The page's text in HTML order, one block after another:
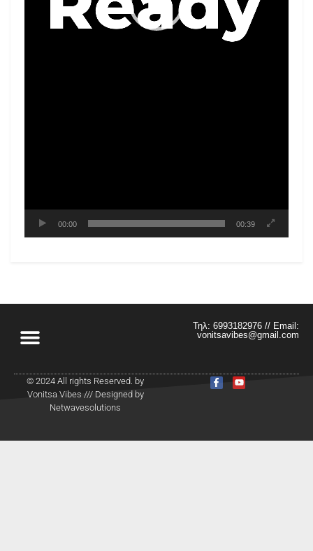
00:00 00:39
Τηλ: 6993182976 // Email:
vonitsavibes@gmail.com
© 2024 All rights Reserved. by
Vonitsa Vibes /// Designed by
Netwavesolutions